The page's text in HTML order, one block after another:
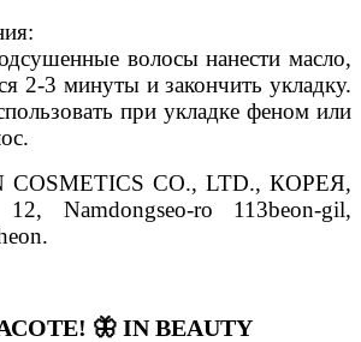
волосы нанести масло,
2-3 минуты и закончить укладку.
при укладке феном или
COSMETICS CO., LTD., КОРЕЯ,
Namdongseo-ro 113beon-gil,
🦋 IN BEAUTY